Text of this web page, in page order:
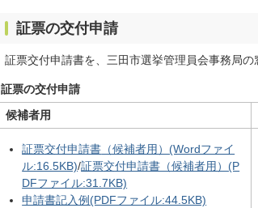
証票の交付申請
証票交付申請書を、三田市選挙管理員会事務局
証票の交付申請
候補者用
証票交付申請書 （候補者用）(Wordファイ
ル:16.5KB)/証票交付申請書（候補者用）(P
DFファイル:31.7KB)
申請書記入例(PDFファイル:44.5KB)